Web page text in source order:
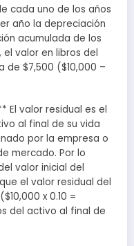
cada uno de los años
año la depreciación
acumulada de los
el valor en libros del
$7,500 ($10,000 –
El valor residual es el
al final de su vida
por la empresa o
mercado. Por lo
valor inicial del
el valor residual del
x 0.10 =
del activo al final de